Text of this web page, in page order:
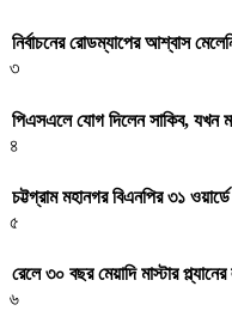
নির্বাচনের রোডম্যাপের আশ্বাস
৩
পিএসএলে যোগ দিলেন সাকিব, যখন
৪
চট্টগ্রাম মহানগর বিএনপির ৩১
৫
রেলে ৩০ বছর মেয়াদি মাস্টার
৬